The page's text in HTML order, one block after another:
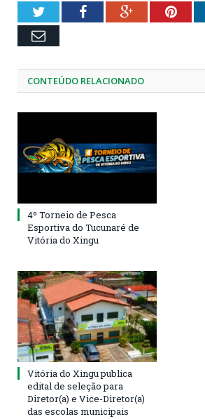
TwitterFacebookGoogle+
Email
CONTEÚDO RELACIONADO
4º Torneio de Pesca
Esportiva do Tucunaré de
Vitória do Xingu
Vitória do Xingu publica
edital de seleção para
Diretor(a) e Vice-Diretor(a)
das escolas municipais